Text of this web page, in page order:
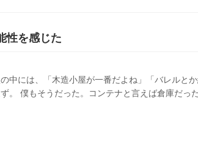
性を感じた
中には、「木造小屋が一番だよね」「バレルと
。 僕もそうだった。コンテナと言えば倉庫だっ